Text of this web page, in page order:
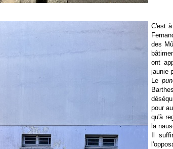
C'est à
des
ont
jaunie
Le
pour
qu'à
la
Il